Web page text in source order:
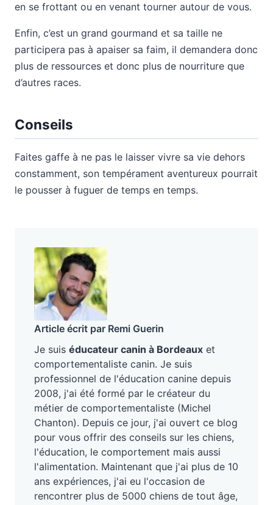
en se frottant ou en venant tourner autour de vous.
Enfin, c’est un grand gourmand et sa taille ne
participera pas à apaiser sa faim, il demandera donc
plus de ressources et donc plus de nourriture que
d’autres races.
Conseils
Faites gaffe à ne pas le laisser vivre sa vie dehors
constamment, son tempérament aventureux pourrait
le pousser à fuguer de temps en temps.
Article écrit par Remi Guerin
Je suis éducateur canin à Bordeaux et
comportementaliste canin. Je suis
professionnel de l'éducation canine depuis
2008, j'ai été formé par le créateur du
métier de comportementaliste (Michel
Chanton). Depuis ce jour, j'ai ouvert ce blog
pour vous offrir des conseils sur les chiens,
l'éducation, le comportement mais aussi
l'alimentation. Maintenant que j'ai plus de 10
ans expériences, j'ai eu l'occasion de
rencontrer plus de 5000 chiens de tout âge,